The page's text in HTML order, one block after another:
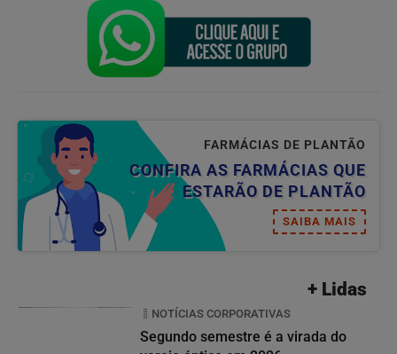
FARMÁCIAS DE PLANTÃO
CONFIRA AS FARMÁCIAS QUE
ESTARÃO DE PLANTÃO
SAIBA MAIS
+ Lidas
NOTÍCIAS CORPORATIVAS
Segundo semestre é a virada do